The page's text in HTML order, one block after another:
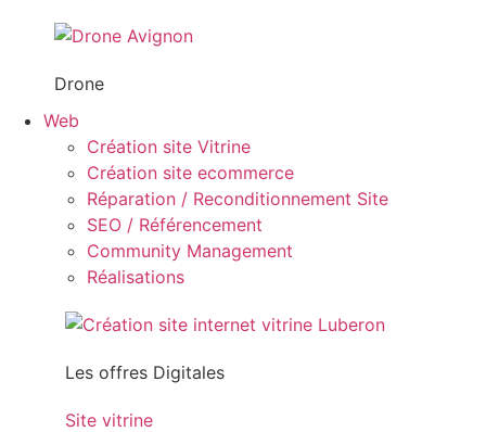
Drone
Web
Création site Vitrine
Création site ecommerce
Réparation / Reconditionnement Site
SEO / Référencement
Community Management
Réalisations
Les offres Digitales
Site vitrine